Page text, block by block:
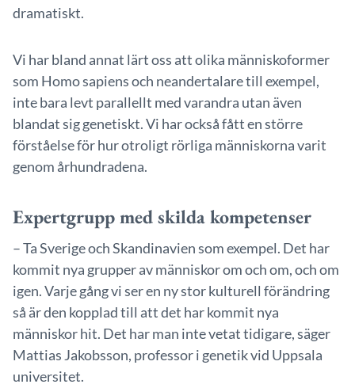
dramatiskt.
Vi har bland annat lärt oss att olika människoformer
som Homo sapiens och neandertalare till exempel,
inte bara levt parallellt med varandra utan även
blandat sig genetiskt. Vi har också fått en större
förståelse för hur otroligt rörliga människorna varit
genom århundradena.
Expertgrupp med skilda kompetenser
– Ta Sverige och Skandinavien som exempel. Det har
kommit nya grupper av människor om och om, och om
igen. Varje gång vi ser en ny stor kulturell förändring
så är den kopplad till att det har kommit nya
människor hit. Det har man inte vetat tidigare, säger
Mattias Jakobsson, professor i genetik vid Uppsala
universitet.